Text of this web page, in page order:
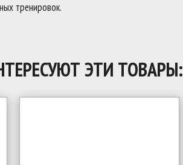
тренировок.
ЭТИ ТОВАРЫ: